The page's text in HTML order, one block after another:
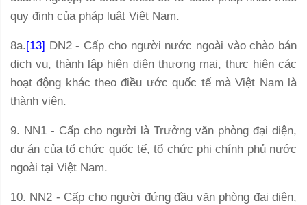
quy định của pháp luật Việt Nam.
8a.[13] DN2 - Cấp cho người nước ngoài vào chào bán
dịch vụ, thành lập hiện diện thương mại, thực hiện các
hoạt động khác theo điều ước quốc tế mà Việt Nam là
thành viên.
9. NN1 - Cấp cho người là Trưởng văn phòng đại diện,
dự án của tổ chức quốc tế, tổ chức phi chính phủ nước
ngoài tại Việt Nam.
10. NN2 - Cấp cho người đứng đầu văn phòng đại diện,